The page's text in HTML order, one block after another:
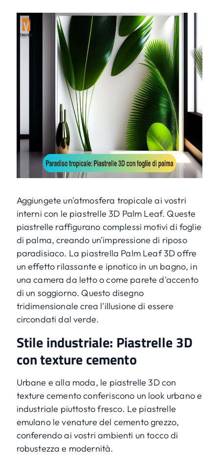
Aggiungete un'atmosfera tropicale ai vostri
interni con le piastrelle 3D Palm Leaf. Queste
piastrelle raffigurano complessi motivi di foglie
di palma, creando un'impressione di riposo
paradisiaco. La piastrella Palm Leaf 3D offre
un effetto rilassante e ipnotico in un bagno, in
una camera da letto o come parete d'accento
di un soggiorno. Questo disegno
tridimensionale crea l'illusione di essere
circondati dal verde.
Stile industriale: Piastrelle 3D
con texture cemento
Urbane e alla moda, le piastrelle 3D con
texture cemento conferiscono un look urbano e
industriale piuttosto fresco. Le piastrelle
emulano le venature del cemento grezzo,
conferendo ai vostri ambienti un tocco di
robustezza e modernità.